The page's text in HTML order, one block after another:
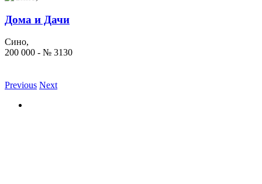
Дома и Дачи
Сино,
200 000 - № 3130
Previous Next